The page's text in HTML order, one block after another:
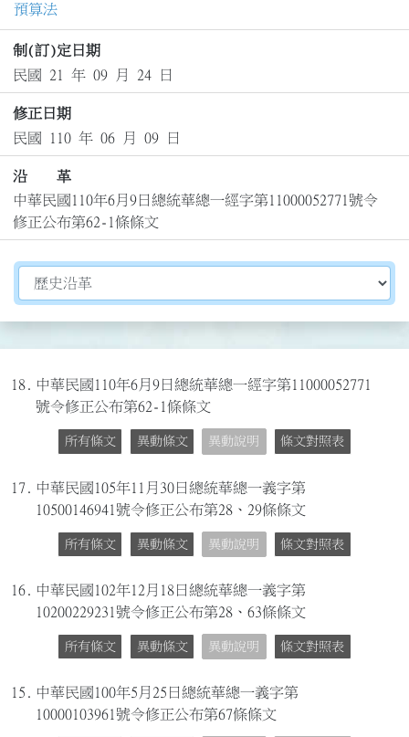
預算法
制(訂)定日期
民國 21 年 09 月 24 日
修正日期
民國 110 年 06 月 09 日
沿 革
中華民國110年6月9日總統華總一經字第11000052771號令
修正公布第62-1條條文
切換選擇法規資訊內容
18. 中華民國110年6月9日總統華總一經字第11000052771
號令修正公布第62-1條條文
所有條文 異動條文 異動說明 條文對照表
17.
中華民國105年11月30日總統華總一義字第
10500146941號令修正公布第28、29條條文
所有條文 異動條文 異動說明 條文對照表
16.
中華民國102年12月18日總統華總一義字第
10200229231號令修正公布第28、63條條文
所有條文 異動條文 異動說明 條文對照表
15. 中華民國100年5月25日總統華總一義字第
10000103961號令修正公布第67條條文